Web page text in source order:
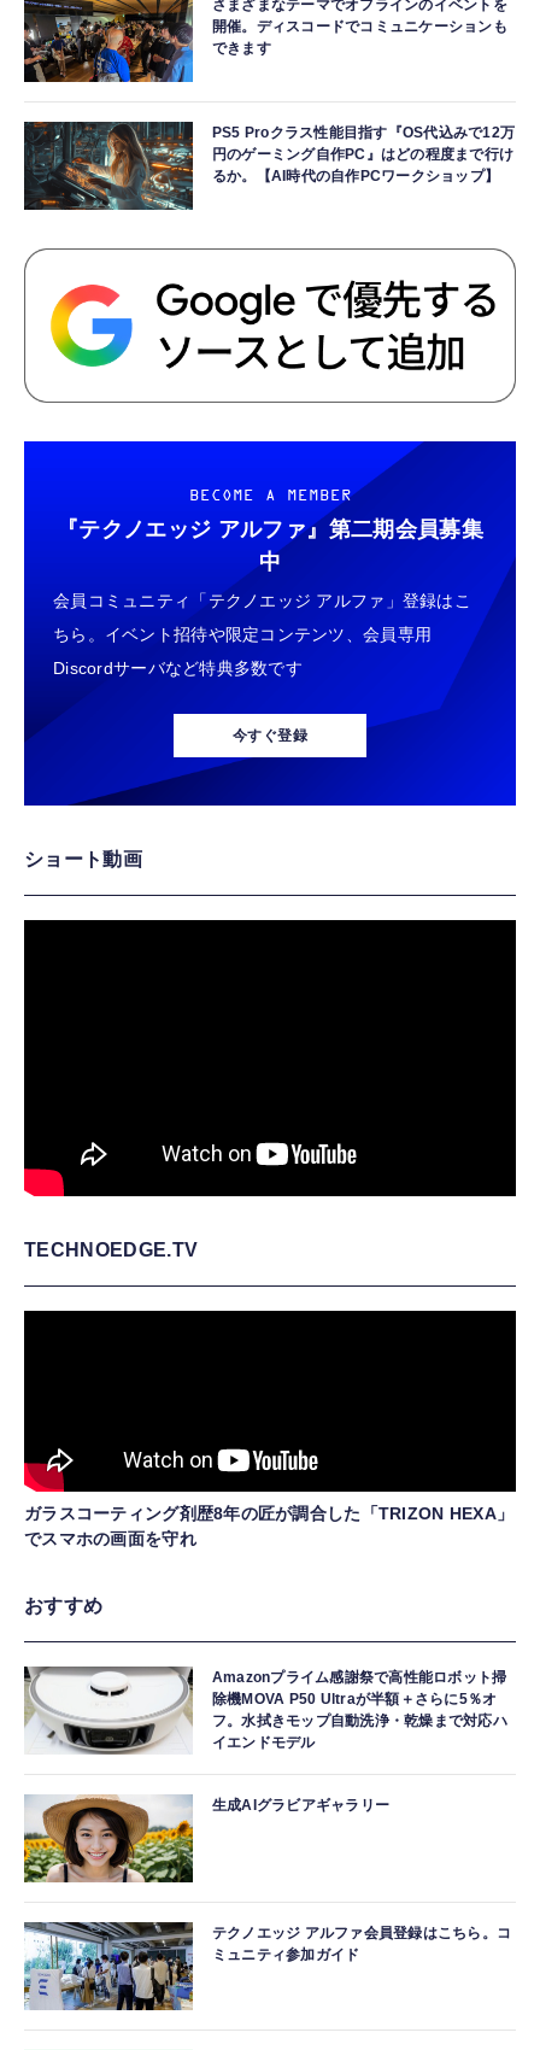
さまざまなテーマでオフラインのイベントを
開催。ディスコードでコミュニケーションも
できます
PS5 Proクラス性能目指す『OS代込みで12万
円のゲーミング自作PC』はどの程度まで行け
るか。【AI時代の自作PCワークショップ】
BECOME A MEMBER
『テクノエッジ アルファ』 第二期会員募集
中
会員コミュニティ「テクノエッジ アルファ」登録はこ
ちら。イベント招待や限定コンテンツ、会員専用
Discordサーバなど特典多数です
今すぐ登録
ショート動画
TECHNOEDGE.TV
ガラスコーティング剤歴8年の匠が調合した「TRIZON HEXA」
でスマホの画面を守れ
おすすめ
Amazonプライム感謝祭で高性能ロボット掃
除機MOVA P50 Ultraが半額＋さらに5％オ
フ。水拭きモップ自動洗浄・乾燥まで対応ハ
イエンドモデル
生成AIグラビアギャラリー
テクノエッジ アルファ会員登録はこちら。コ
ミュニティ参加ガイド